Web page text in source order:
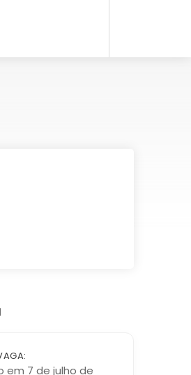
em 7 de julho de